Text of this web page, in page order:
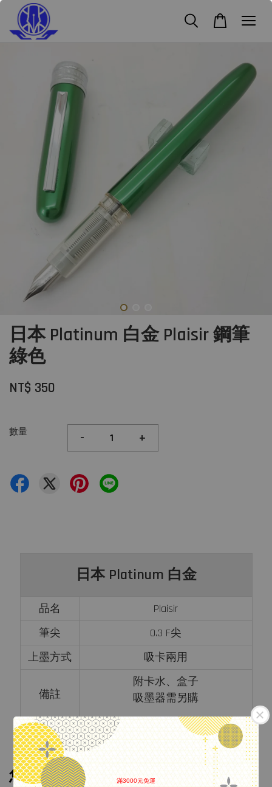
滿3000元免運
日本 Platinum 白金 Plaisir 鋼筆
綠色
NT$ 350
數量 - +
日本 Platinum 白金
品名
Plaisir
筆尖
0.3 F尖
上墨方式
吸卡兩用
備註
附卡水、盒子
吸墨器需另購
您可能也喜歡